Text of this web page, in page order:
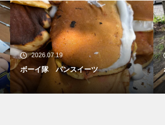
2026.07.12
ボーイ隊 訓練キャンプ